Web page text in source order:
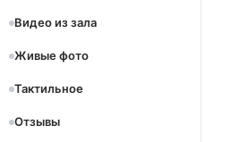
Видео из зала
Живые фото
Тактильное
Отзывы